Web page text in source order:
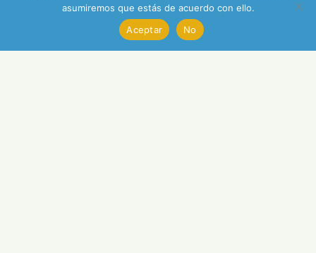
asumiremos que estás de acuerdo con ello.
Aceptar
No